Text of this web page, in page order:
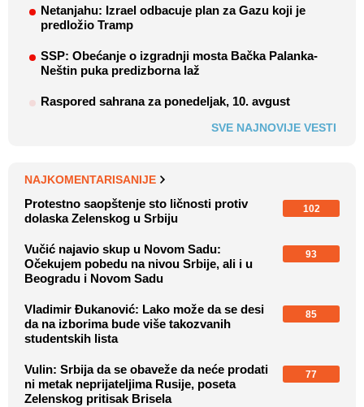
Netanjahu: Izrael odbacuje plan za Gazu koji je
predložio Tramp
SSP: Obećanje o izgradnji mosta Bačka Palanka-
Neštin puka predizborna laž
Raspored sahrana za ponedeljak, 10. avgust
SVE NAJNOVIJE VESTI
NAJKOMENTARISANIJE
Protestno saopštenje sto ličnosti protiv
dolaska Zelenskog u Srbiju
102
Vučić najavio skup u Novom Sadu:
Očekujem pobedu na nivou Srbije, ali i u
Beogradu i Novom Sadu
93
Vladimir Đukanović: Lako može da se desi
da na izborima bude više takozvanih
studentskih lista
85
Vulin: Srbija da se obaveže da neće prodati
ni metak neprijateljima Rusije, poseta
Zelenskog pritisak Brisela
77